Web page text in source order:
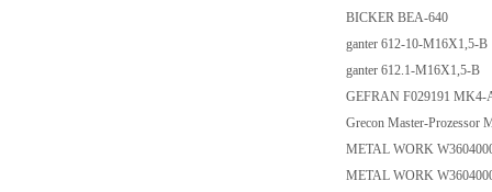
BICKER BEA-640
ganter 612-10-M16X1,5-B
ganter 612.1-M16X1,5-B
GEFRAN F029191
Grecon Master-Prozessor
METAL WORK
METAL WORK